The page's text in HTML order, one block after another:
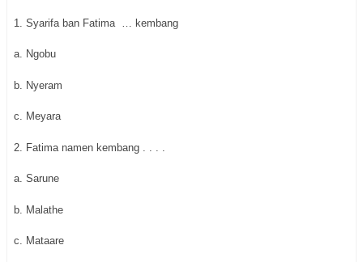
1. Syarifa ban Fatima … kembang
a. Ngobu
b. Nyeram
c. Meyara
2. Fatima namen kembang . . . .
a. Sarune
b. Malathe
c. Mataare